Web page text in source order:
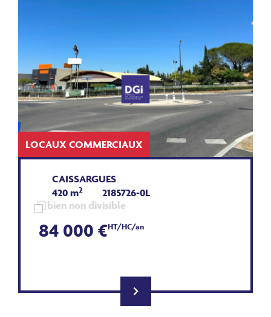
LOCAUX COMMERCIAUX
CAISSARGUES
420 m2
2185726-0L
bien non divisible
84 000 €HT/HC/an